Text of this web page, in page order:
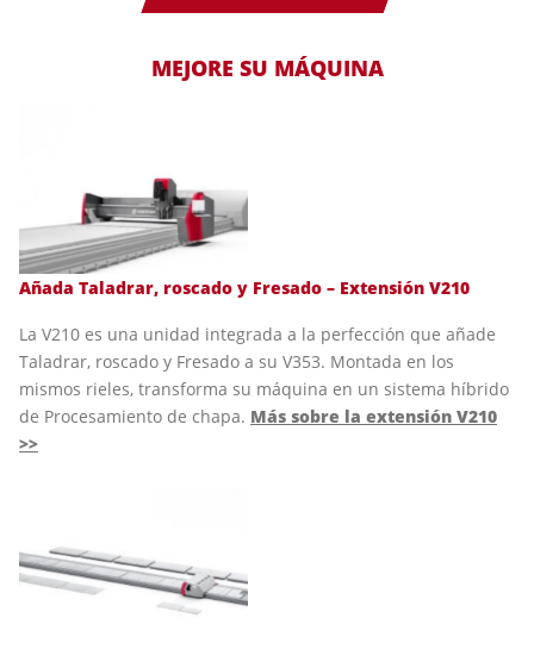
MEJORE SU MÁQUINA
Añada Taladrar, roscado y Fresado – Extensión V210
La V210 es una unidad integrada a la perfección que añade
Taladrar, roscado y Fresado a su V353. Montada en los
mismos rieles, transforma su máquina en un sistema híbrido
de Procesamiento de chapa. Más sobre la extensión V210
>>